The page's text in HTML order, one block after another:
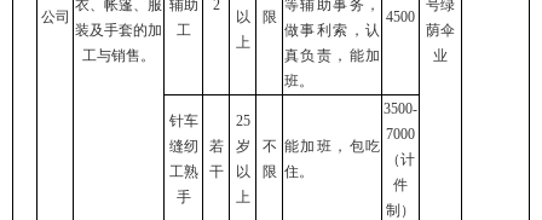
公司
衣、帐篷、服
装及手套的加
工与销售。
号绿
荫伞
业
辅助
工
2
以
上
限
等辅助事务，
做事利索，认
真负责，能加
班。
4500
针车
缝纫
工熟
手
若
干
25
岁
以
上
不
限
能加班，包吃
住。
3500-
7000
（计
件
制）